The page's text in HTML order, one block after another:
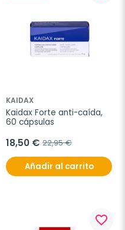
KAIDAX
Kaidax Forte anti-caída,
60 cápsulas
18,50 € 22,95 €
Añadir al carrito
favorite_border